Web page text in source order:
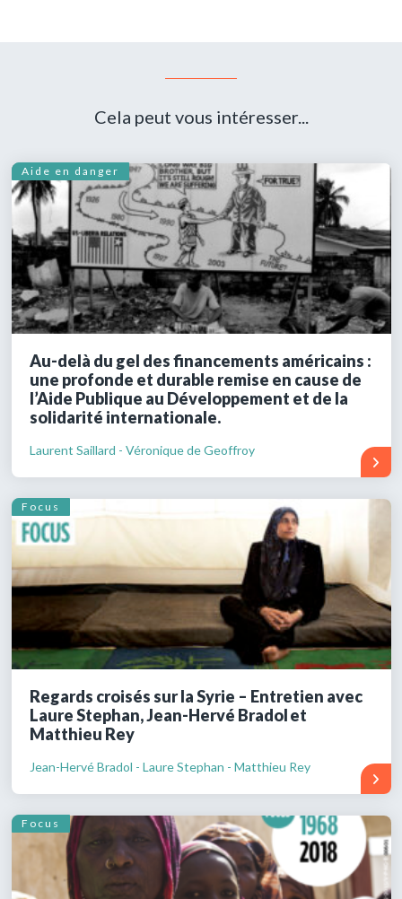
Cela peut vous intéresser...
Aide en danger
Au-delà du gel des financements américains :
une profonde et durable remise en cause de
l’Aide Publique au Développement et de la
solidarité internationale.
Laurent Saillard - Véronique de Geoffroy
Focus
Regards croisés sur la Syrie – Entretien avec
Laure Stephan, Jean-Hervé Bradol et
Matthieu Rey
Jean-Hervé Bradol - Laure Stephan - Matthieu Rey
Focus